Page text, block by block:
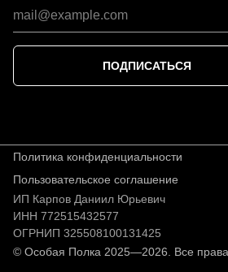
ПОДПИСАТЬСЯ
© Особая Полка 2025—2026. Все
ИП Карпов Даниил Юрьевич
ИНН 772515432577
ОГРНИП 325508100131425
Политика конфиденциальности
Пользовательское соглашение